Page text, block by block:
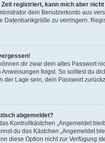
registriert, kann mich aber
dein Benutzerkonto aus
Datenbankgröße zu verringern.
dir zwar dein altes Passwort
Anweisungen folgst. So solltest du
der Lage sein, dein Passwort
abgemeldet?
Kontrollkästchen „Angemeldet
du das Kästchen „Angemeldet
diese Option nicht zur Verfügung